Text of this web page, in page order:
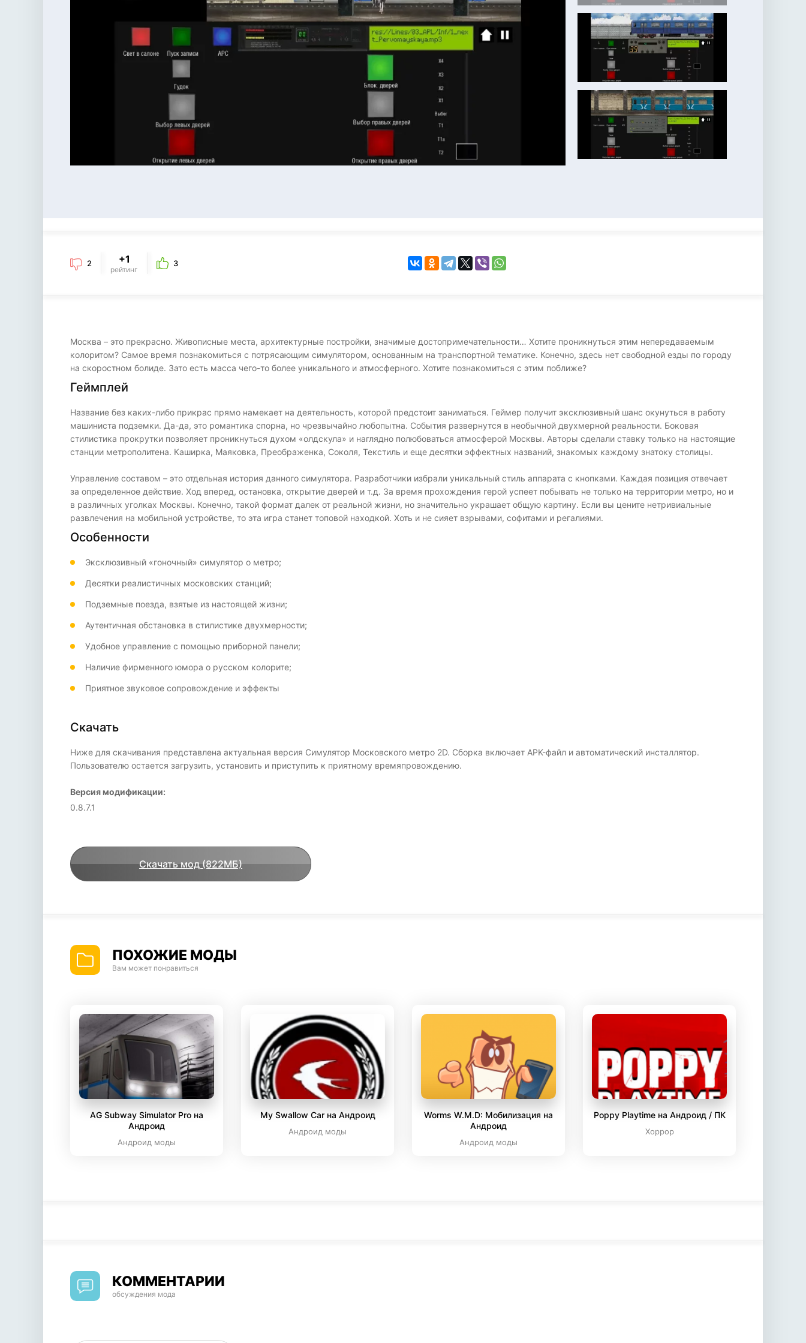
KINGDOM COME:
DELIVERANCE
бродилка
KENSHI
2 +1
рейтинг
3
Москва – это прекрасно. Живописные места, архитектурные постройки, значимые достопримечательности… Хотите проникнуться этим непередаваемым
колоритом? Самое время познакомиться с потрясающим симулятором, основанным на транспортной тематике. Конечно, здесь нет свободной езды по городу
на скоростном болиде. Зато есть масса чего-то более уникального и атмосферного. Хотите познакомиться с этим поближе?
Геймплей
Название без каких-либо прикрас прямо намекает на деятельность, которой предстоит заниматься. Геймер получит эксклюзивный шанс окунуться в работу
машиниста подземки. Да-да, это романтика спорна, но чрезвычайно любопытна. События развернутся в необычной двухмерной реальности. Боковая
стилистика прокрутки позволяет проникнуться духом «олдскула» и наглядно полюбоваться атмосферой Москвы. Авторы сделали ставку только на настоящие
станции метрополитена. Каширка, Маяковка, Преображенка, Соколя, Текстиль и еще десятки эффектных названий, знакомых каждому знатоку столицы.
Управление составом – это отдельная история данного симулятора. Разработчики избрали уникальный стиль аппарата с кнопками. Каждая позиция отвечает
за определенное действие. Ход вперед, остановка, открытие дверей и т.д. За время прохождения герой успеет побывать не только на территории метро, но и
в различных уголках Москвы. Конечно, такой формат далек от реальной жизни, но значительно украшает общую картину. Если вы цените нетривиальные
развлечения на мобильной устройстве, то эта игра станет топовой находкой. Хоть и не сияет взрывами, софитами и регалиями.
Особенности
Эксклюзивный «гоночный» симулятор о метро;
Десятки реалистичных московских станций;
Подземные поезда, взятые из настоящей жизни;
Аутентичная обстановка в стилистике двухмерности;
Удобное управление с помощью приборной панели;
Наличие фирменного юмора о русском колорите;
Приятное звуковое сопровождение и эффекты
Скачать
Ниже для скачивания представлена актуальная версия Симулятор Московского метро 2D. Сборка включает APK-файл и автоматический инсталлятор.
Пользователю остается загрузить, установить и приступить к приятному времяпровождению.
Версия модификации:
0.8.7.1
Скачать мод (822МБ)
ПОХОЖИЕ МОДЫ
Вам может понравиться
AG Subway Simulator Pro на
Андроид
Андроид моды
My Swallow Car на Андроид
Андроид моды
Worms W.M.D: Мобилизация на
Андроид
Андроид моды
Poppy Playtime на Андроид / ПК
Хоррор
КОММЕНТАРИИ
обсуждения мода